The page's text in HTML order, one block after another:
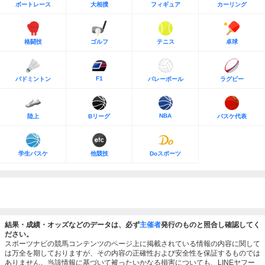
ボートレース 大相撲 フィギュア カーリング
格闘技 ゴルフ テニス 卓球
バドミントン F1 バレーボール ラグビー
陸上 Bリーグ NBA バスケ代表
学生バスケ 他競技 Doスポーツ
結果・成績・オッズなどのデータは、必ず主催者発行のものと照合し確認してく
ださい。
スポーツナビの競馬コンテンツのページ上に掲載されている情報の内容に関して
は万全を期しておりますが、その内容の正確性および安全性を保証するものでは
ありません。当該情報に基づいて被ったいかなる損害についても、LINEヤフー